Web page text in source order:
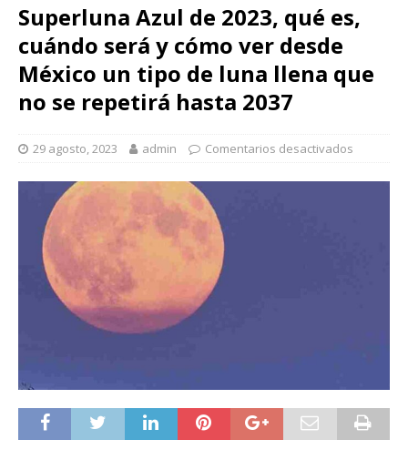
Superluna Azul de 2023, qué es,
cuándo será y cómo ver desde
México un tipo de luna llena que
no se repetirá hasta 2037
29 agosto, 2023 admin Comentarios desactivados